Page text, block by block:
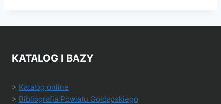
KATALOG I BAZY
> Katalog online
> Bibliografia Powiatu Gołdapskiego